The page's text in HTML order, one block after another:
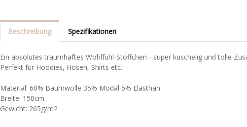
Beschreibung Spezifikationen
Ein absolutes traumhaftes Wohlfühl-Stöffchen - super kuschelig und tolle
Perfekt für Hoodies, Hosen, Shirts etc.
Material: 60% Baumwolle 35% Modal 5% Elasthan
Breite: 150cm
Gewicht: 265g/m2